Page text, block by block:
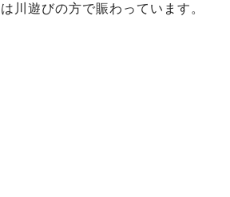
川遊びの方で賑わっています。